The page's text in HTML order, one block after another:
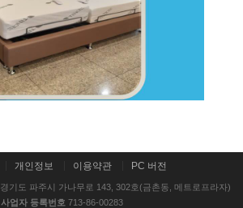
개인정보 이용약관 PC 버전
경기도 파주시 가나무로 143, 302호(금촌동, 메트로프라자)
사업자 등록번호 713-86-00283